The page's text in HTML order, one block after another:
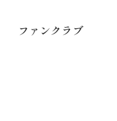
ファンクラブ